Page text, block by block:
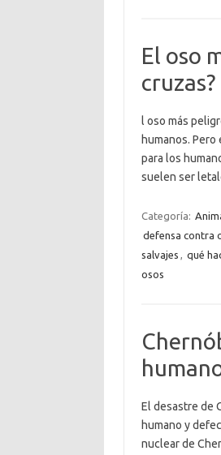
El oso
cruzas?
l oso más
humanos.
para los
suelen ser
Categoría:
defensa contra
salvajes , qué
osos
El desastre de
humano y
nuclear de